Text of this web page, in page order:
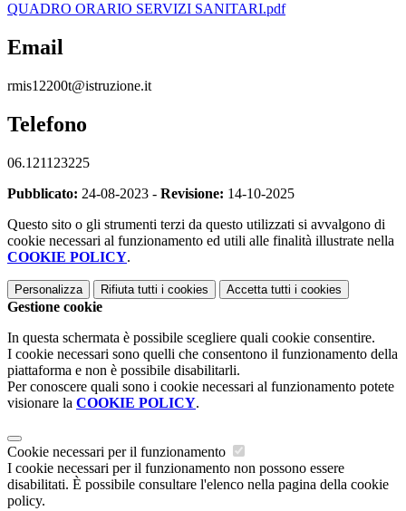
QUADRO ORARIO SERVIZI SANITARI.pdf
Email
rmis12200t@istruzione.it
Telefono
06.121123225
Pubblicato: 24-08-2023 - Revisione: 14-10-2025
Questo sito o gli strumenti terzi da questo utilizzati si avvalgono di
cookie necessari al funzionamento ed utili alle finalità illustrate nella
COOKIE POLICY.
Personalizza Rifiuta tutti i cookies Accetta tutti i cookies
Gestione cookie
In questa schermata è possibile scegliere quali cookie consentire.
I cookie necessari sono quelli che consentono il funzionamento della
piattaforma e non è possibile disabilitarli.
Per conoscere quali sono i cookie necessari al funzionamento potete
visionare la COOKIE POLICY.
Cookie necessari per il funzionamento
I cookie necessari per il funzionamento non possono essere
disabilitati. È possibile consultare l'elenco nella pagina della cookie
policy.